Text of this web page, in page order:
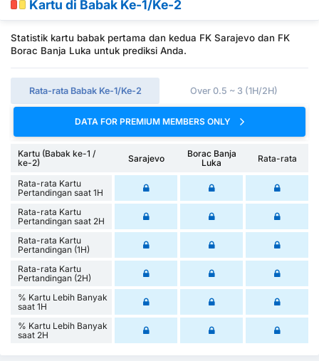
Kartu di Babak Ke-1/Ke-2
Statistik kartu babak pertama dan kedua FK Sarajevo dan FK
Borac Banja Luka untuk prediksi Anda.
Rata-rata Babak Ke-1/Ke-2 Over 0.5 ~ 3 (1H/2H)
DATA FOR PREMIUM MEMBERS ONLY
Kartu (Babak ke-1 /
ke-2)
Sarajevo
Borac Banja
Luka
Rata-rata
Rata-rata Kartu
Pertandingan saat 1H
Rata-rata Kartu
Pertandingan saat 2H
Rata-rata Kartu
Pertandingan (1H)
Rata-rata Kartu
Pertandingan (2H)
% Kartu Lebih Banyak
saat 1H
% Kartu Lebih Banyak
saat 2H